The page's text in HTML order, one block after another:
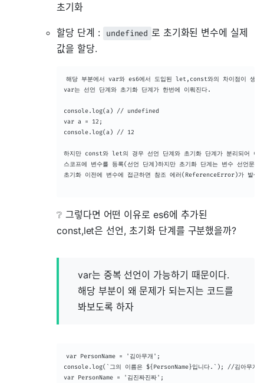
초기화
할당 단계 : undefined 로 초기화된 변수에 실제
값을 할당.
해당 부분에서 var와 es6에서 도입된 let,const와의 차이점이 생긴
var는 선언 단계와 초기화 단계가 한번에 이뤄진다.
console.log(a) // undefined
var a = 12;
console.log(a) // 12
하지만 const와 let의 경우 선언 단계와 초기화 단계가 분리되어 이
스코프에 변수를 등록(선언 단계)하지만 초기화 단계는 변수 선언문
초기화 이전에 변수에 접근하면 참조 에러(ReferenceError)가 발생
❔ 그렇다면 어떤 이유로 es6에 추가된
const,let은 선언, 초기화 단계를 구분했을까?
var는 중복 선언이 가능하기 때문이다.
해당 부분이 왜 문제가 되는지는 코드를
봐보도록 하자
var PersonName = '김아무개';
console.log(`그의 이름은 ${PersonName}입니다.`); //김아무개
var PersonName = '김진짜진짜';